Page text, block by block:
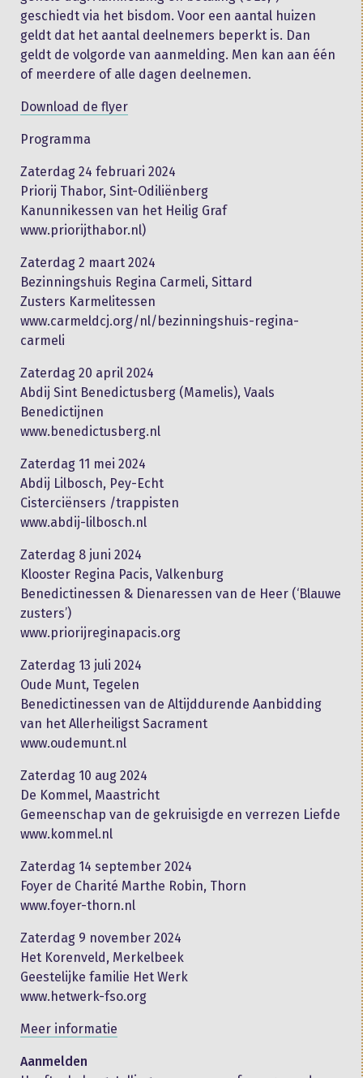
geschiedt via het bisdom. Voor een aantal huizen
geldt dat het aantal deelnemers beperkt is. Dan
geldt de volgorde van aanmelding. Men kan aan één
of meerdere of alle dagen deelnemen.
Download de flyer
Programma
Zaterdag 24 februari 2024
Priorij Thabor, Sint-Odiliënberg
Kanunnikessen van het Heilig Graf
www.priorijthabor.nl)
Zaterdag 2 maart 2024
Bezinningshuis Regina Carmeli, Sittard
Zusters Karmelitessen
www.carmeldcj.org/nl/bezinningshuis-regina-
carmeli
Zaterdag 20 april 2024
Abdij Sint Benedictusberg (Mamelis), Vaals
Benedictijnen
www.benedictusberg.nl
Zaterdag 11 mei 2024
Abdij Lilbosch, Pey-Echt
Cisterciënsers /trappisten
www.abdij-lilbosch.nl
Zaterdag 8 juni 2024
Klooster Regina Pacis, Valkenburg
Benedictinessen & Dienaressen van de Heer (‘Blauwe
zusters’)
www.priorijreginapacis.org
Zaterdag 13 juli 2024
Oude Munt, Tegelen
Benedictinessen van de Altijddurende Aanbidding
van het Allerheiligst Sacrament
www.oudemunt.nl
Zaterdag 10 aug 2024
De Kommel, Maastricht
Gemeenschap van de gekruisigde en verrezen Liefde
www.kommel.nl
Zaterdag 14 september 2024
Foyer de Charité Marthe Robin, Thorn
www.foyer-thorn.nl
Zaterdag 9 november 2024
Het Korenveld, Merkelbeek
Geestelijke familie Het Werk
www.hetwerk-fso.org
Meer informatie
Aanmelden